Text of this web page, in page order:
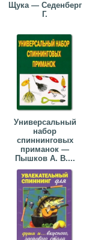
Щука — Седенберг
Г.
Универсальный
набор
спиннинговых
приманок —
Пышков А. В....